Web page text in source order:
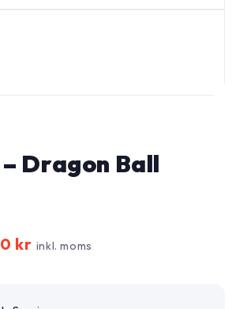
Dragon Ball
krDet
inkl. moms